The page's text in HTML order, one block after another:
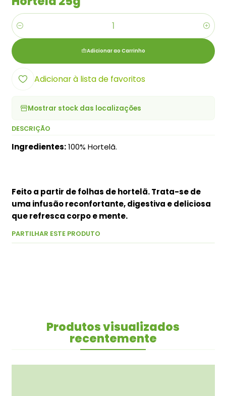
Quantidade
Adicionar ao Carrinho
Adicionar à lista de favoritos
Mostrar stock das localizações
DESCRIÇÃO
Ingredientes:100% Hortelã.
Feito a partir de folhas de hortelã. Trata-se de
uma infusão reconfortante, digestiva e deliciosa
que refresca corpo e mente.
PARTILHAR ESTE PRODUTO
Produtos visualizados
recentemente